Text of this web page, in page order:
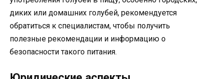
диких или домашних голубей, рекомендуется
обратиться к специалистам, чтобы получить
полезные рекомендации и информацию о
безопасности такого питания.